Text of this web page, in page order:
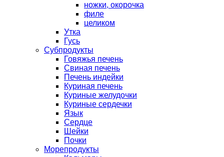
ножки, окорочка
филе
целиком
Утка
Гусь
Субпродукты
Говяжья печень
Свиная печень
Печень индейки
Куриная печень
Куриные желудочки
Куриные сердечки
Язык
Сердце
Шейки
Почки
Морепродукты